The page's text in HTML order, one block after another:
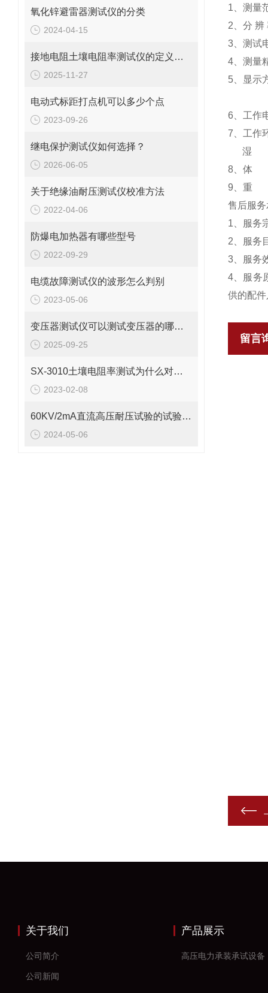
氧化锌避雷器测试仪的分类
2024-04-15
接地电阻土壤电阻率测试仪的定义是什么
2025-11-27
电动式标距打点机可以多少个点
2023-09-26
继电保护测试仪如何选择？
2026-06-05
关于绝缘油耐压测试仪校准方法
2022-04-06
防爆电加热器有哪些型号
2022-09-29
电缆故障测试仪的波形怎么判别
2023-05-06
变压器测试仪可以测试变压器的哪些性能
2025-09-25
SX-3010土壤电阻率测试为什么对安全的电气接地设计很重要
2023-02-08
60KV/2mA直流高压耐压试验的试验要求
2024-05-06
1、测量
2、分
3、测试
4、测量
5、显示
6、工作
7、工作
湿 度
8、体
9、重
售后服
1、服务
2、服务
3、服务
4、服务
供的配
留言
关于我们
公司简介
公司新闻
产品展示
高压电力承装承试设备